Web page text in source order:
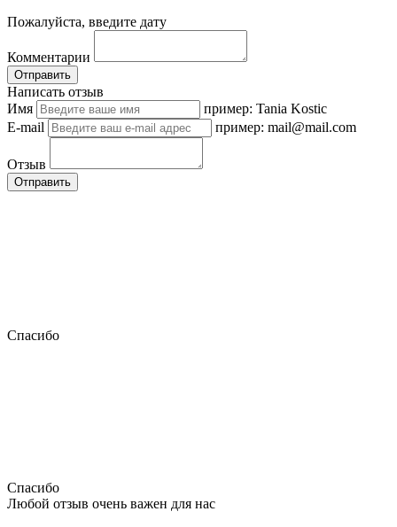
Пожалуйста, введите дату
Комментарии
Отправить
Написать отзыв
Имя
пример: Tania Kostic
E-mail
пример: mail@mail.com
Отзыв
Отправить
Спасибо
Спасибо
Любой отзыв очень важен для нас